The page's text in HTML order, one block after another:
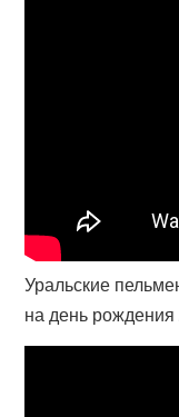
Уральские
на день